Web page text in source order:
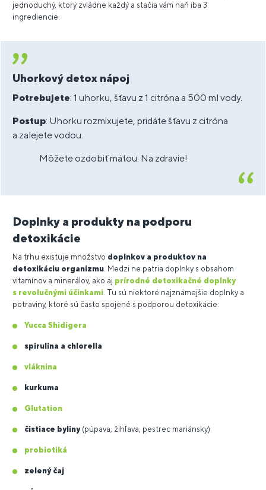
jednoduchý, ktorý zvládne každý a stačia vám naň iba 3
ingrediencie.
Uhorkový detox nápoj
Potrebujete: 1 uhorku, šťavu z 1 citróna a 500 ml vody.
Postup: Uhorku rozmixujete, pridáte šťavu z citróna
a zalejete vodou.
Môžete ozdobiť mätou. Na zdravie!
Doplnky a produkty na podporu
detoxikácie
Na trhu existuje množstvo doplnkov a produktov na
detoxikáciu organizmu. Medzi ne patria doplnky s obsahom
vitamínov a minerálov, ako aj prírodné detoxikačné doplnky
s revolučnými účinkami. Tu sú niektoré najznámejšie doplnky a
potraviny, ktoré sú často spojené s podporou detoxikácie:
Yucca Shidigera
spirulina a chlorella
vláknina
kurkuma
Glutation
čistiace byliny(púpava, žihľava, pestrec mariánsky)
probiotiká
zelený čaj